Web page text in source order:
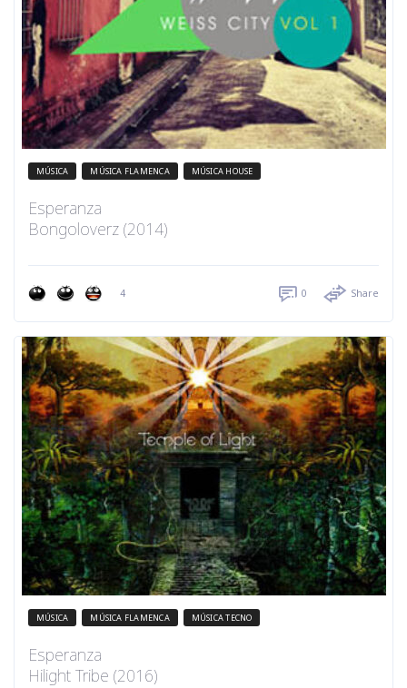
MÚSICA MÚSICA FLAMENCA MÚSICA HOUSE
Esperanza
Bongoloverz (2014)
4 0 Share
MÚSICA MÚSICA FLAMENCA MÚSICA TECNO
Esperanza
Hilight Tribe (2016)